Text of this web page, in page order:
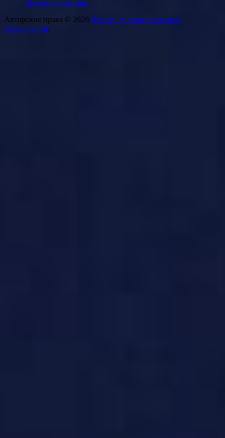
Предостережения
Авторские права © 2026 Купить диплом о высшем
образовании.